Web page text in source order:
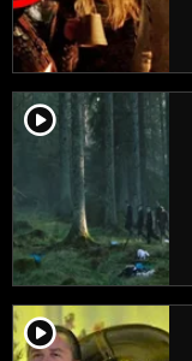
player2
player2